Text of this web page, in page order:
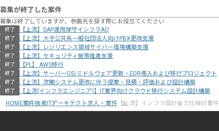
募集が終了した案件
募集は終了していますが、参画先を探す際にお役立てください
終了 【上流】SAP運用保守インフラAO
終了 【上流】大手公共系一般社団法人向けPBX更改支援
終了 【上流】レジリエンス領域サイバー環境構築支援
終了 【上流】セキュリティ施策推進支援
終了 【PL】 AWS移行
終了 【上流】サーバーOS/ミドルウェア更新・EDR導入および移行プロジェクト
終了 【上流】次期システム更改に伴う提案・見積・評価および設計構築
終了
【上流(インフラエンジニア)】IT業界向けクラウド移行システム設計構築
HOME案件検索ITアーキテクト求人・案件 【上流】インフラ設計省力化検討案件